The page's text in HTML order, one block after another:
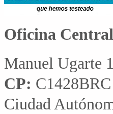
Oficina
Manuel Ugarte
CP: C1428BRC
Ciudad